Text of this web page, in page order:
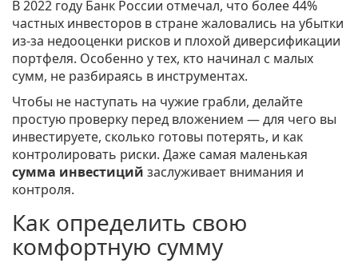
В 2022 году Банк России отмечал, что более 44%
частных инвесторов в стране жаловались на убытки
из-за недооценки рисков и плохой диверсификации
портфеля. Особенно у тех, кто начинал с малых
сумм, не разбираясь в инструментах.
Чтобы не наступать на чужие грабли, делайте
простую проверку перед вложением — для чего вы
инвестируете, сколько готовы потерять, и как
контролировать риски. Даже самая маленькая
сумма инвестиций заслуживает внимания и
контроля.
Как определить свою
комфортную сумму